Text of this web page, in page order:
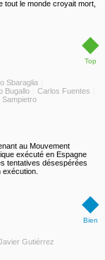
tout le monde croyait mort,
◆
Top
Sbaraglia
Bugallo
Carlos Fuentes
au Mouvement
exécuté en Espagne
tentatives désespérées
◆
Bien
Gutiérrez